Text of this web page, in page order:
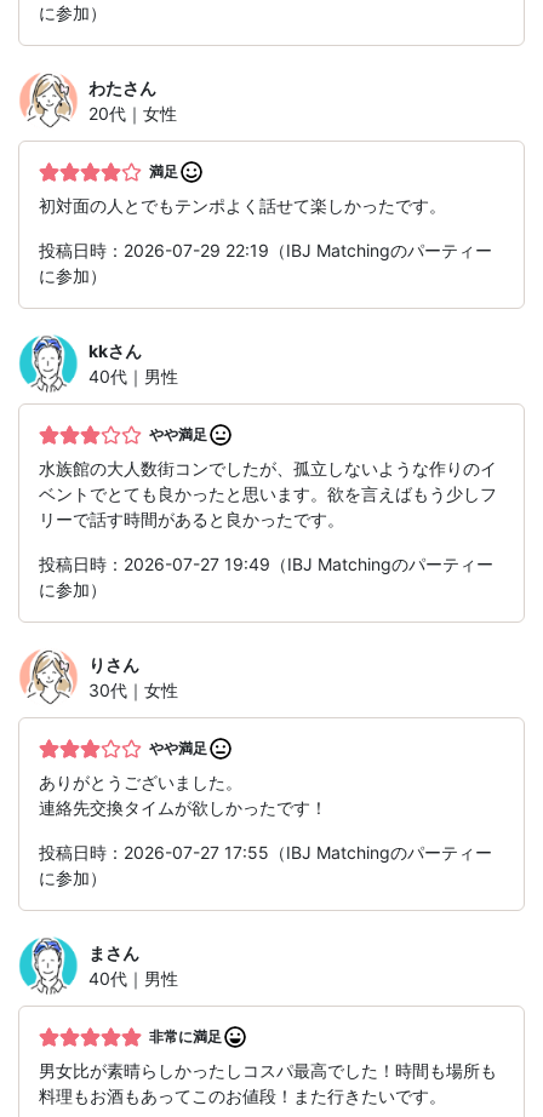
に参加）
わたさん
20代｜女性
満足
初対面の人とでもテンポよく話せて楽しかったです。
投稿日時：2026-07-29 22:19（IBJ Matchingのパーティー
に参加）
kkさん
40代｜男性
やや満足
水族館の大人数街コンでしたが、孤立しないような作りのイ
ベントでとても良かったと思います。欲を言えばもう少しフ
リーで話す時間があると良かったです。
投稿日時：2026-07-27 19:49（IBJ Matchingのパーティー
に参加）
り さん
30代｜女性
やや満足
ありがとうございました。
連絡先交換タイムが欲しかったです！
投稿日時：2026-07-27 17:55（IBJ Matchingのパーティー
に参加）
ま さん
40代｜男性
非常に満足
男女比が素晴らしかったしコスパ最高でした！時間も場所も
料理もお酒もあってこのお値段！また行きたいです。